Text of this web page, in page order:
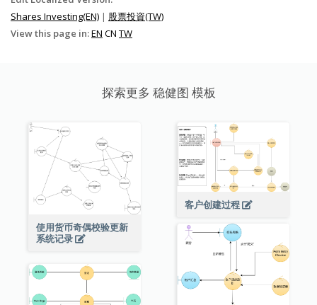
Shares Investing(EN) | 股票投資(TW)
View this page in:EN CN TW
探索更多 稳健图 模板
使用货币奇偶校验更新
系统记录
客户创建过程